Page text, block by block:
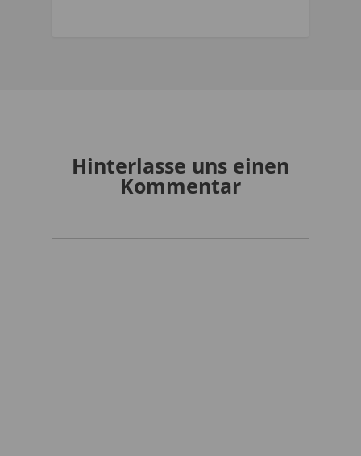
Hinterlasse uns einen
Kommentar